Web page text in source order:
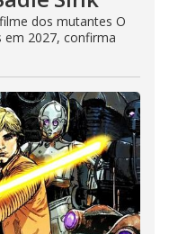
dos mutantes O
em 2027, confirma